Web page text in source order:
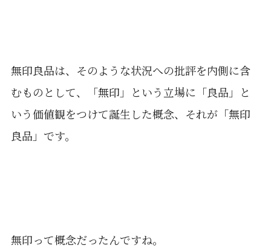
無印良品は、そのような状況への批評を内側に含
むものとして、「無印」という立場に「良品」と
いう価値観をつけて誕生した概念、それが「無印
良品」です。
無印って概念だったんですね。